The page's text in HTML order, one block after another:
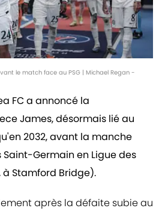
le match face au PSG | Michael Regan -
FC a annoncé la
James, désormais lié au
2032, avant la manche
Germain en Ligue des
Stamford Bridge).
après la défaite subie au